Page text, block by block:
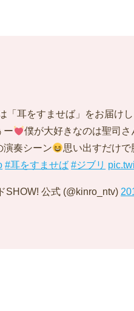
「耳をすませば」をお届け
ー
僕が大好きなのは聖司
演奏シーン
思い出すだけで
#耳をすませば #ジブリ
公式 (@kinro_ntv)